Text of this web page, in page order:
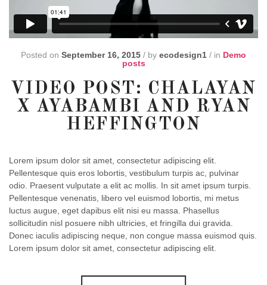
Posted on September 16, 2015 / by ecodesign1 / in Demo
posts
VIDEO POST: CHALAYAN
X AYABAMBI AND RYAN
HEFFINGTON
Lorem ipsum dolor sit amet, consectetur adipiscing elit.
Pellentesque quis eros lobortis, vestibulum turpis ac, pulvinar
odio. Praesent vulputate a elit ac mollis. In sit amet ipsum turpis.
Pellentesque venenatis, libero vel euismod lobortis, mi metus
luctus augue, eget dapibus elit nisi eu massa. Phasellus
sollicitudin nisl posuere nibh ultricies, et fringilla dui gravida.
Donec iaculis adipiscing neque, non congue massa euismod quis.
Lorem ipsum dolor sit amet, consectetur adipiscing elit.